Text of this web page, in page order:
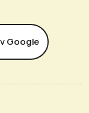
Google